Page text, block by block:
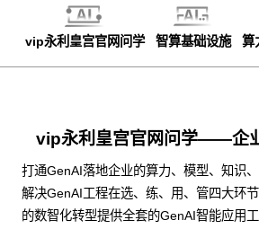
vip永利皇宫官网问学 智算基础设施 算
vip永利皇宫官网问学——企
打通GenAI落地企业的算力、模型、知识
解决GenAI工程在选、练、用、管四大环
的数智化转型提供全套的GenAI智能应用